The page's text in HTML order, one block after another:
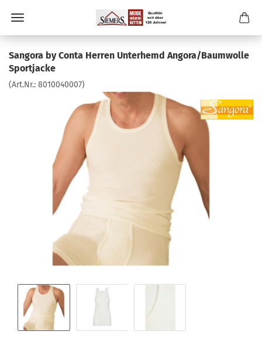
Sangora by Conta Herren Unterhemd Angora/Baumwolle
Sportjacke
(Art.Nr.: 8010040007)